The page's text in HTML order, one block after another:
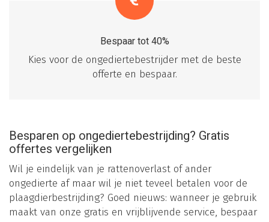
Bespaar tot 40%
Kies voor de ongediertebestrijder met de beste
offerte en bespaar.
Besparen op ongediertebestrijding? Gratis
offertes vergelijken
Wil je eindelijk van je rattenoverlast of ander
ongedierte af maar wil je niet teveel betalen voor de
plaagdierbestrijding? Goed nieuws: wanneer je gebruik
maakt van onze gratis en vrijblijvende service, bespaar